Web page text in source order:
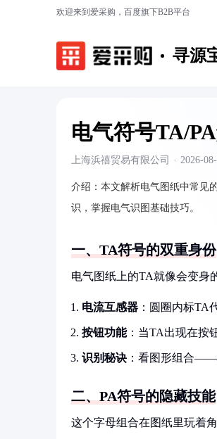
欢迎来到爱采购，百度旗下B2B平台
寻源
电气符号TA/
上海浜禧贸易有限公司 · 2026-
介绍： 本文解析电气图纸中常见
识，掌握电气识图基础技巧。
一、TA符号的双重身份
电气图纸上的TA就像会变身
电流互感器 ：圆圈内标TA
按钮功能：当TA出现在按
识别秘诀 ：看图形组合——
二、PA符号的隐藏技能
这个字母组合在图纸里玩着角